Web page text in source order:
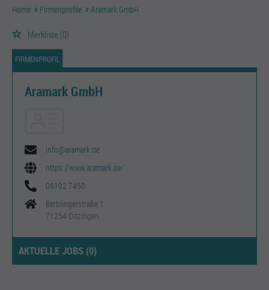
Home Firmenprofile Aramark GmbH
Merkliste (0)
FIRMENPROFIL
Aramark GmbH
info@aramark.de
https://www.aramark.de/
06102 7450
Berblingerstraße 1
71254 Ditzingen
AKTUELLE JOBS (0)